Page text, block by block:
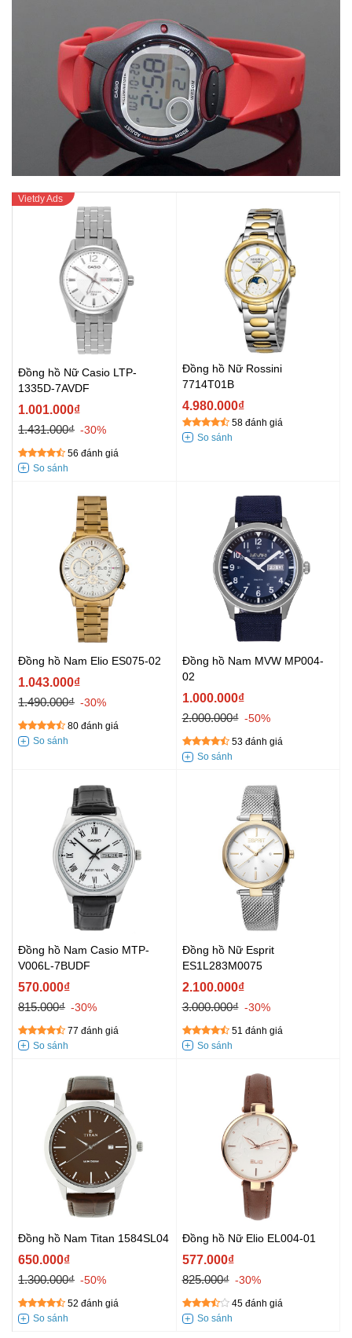
Đồng hồ Nữ Casio LTP-
1335D-7AVDF
1.001.000₫
1.431.000₫ -30%
56 đánh giá
Đồng hồ Nữ Rossini
7714T01B
4.980.000₫
58 đánh giá
Đồng hồ Nam Elio ES075-02
1.043.000₫
1.490.000₫ -30%
80 đánh giá
Đồng hồ Nam MVW MP004-
02
1.000.000₫
2.000.000₫ -50%
53 đánh giá
Đồng hồ Nam Casio MTP-
V006L-7BUDF
570.000₫
815.000₫ -30%
77 đánh giá
Đồng hồ Nữ Esprit
ES1L283M0075
2.100.000₫
3.000.000₫ -30%
51 đánh giá
Đồng hồ Nam Titan 1584SL04
650.000₫
1.300.000₫ -50%
52 đánh giá
Đồng hồ Nữ Elio EL004-01
577.000₫
825.000₫ -30%
45 đánh giá